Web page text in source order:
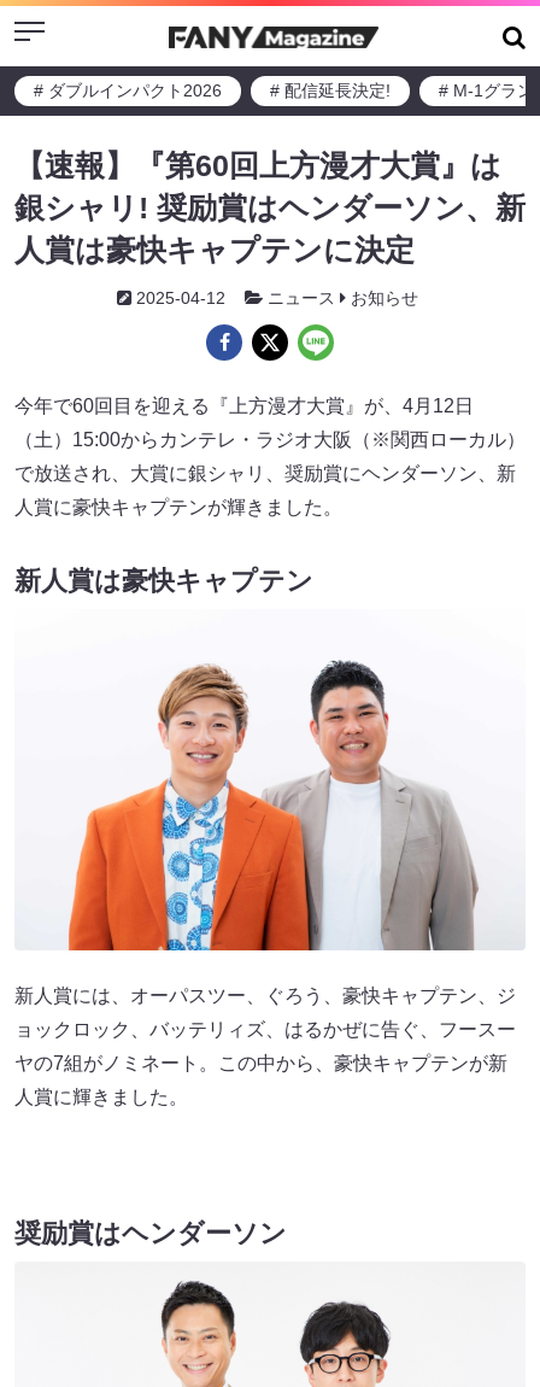
Menu
# ダブルインパクト2026 # 配信延長決定! # M-1グラン
【速報】『第60回上方漫才大賞』は
銀シャリ! 奨励賞はヘンダーソン、新
人賞は豪快キャプテンに決定
2025-04-12 ニュース お知らせ
今年で60回目を迎える『上方漫才大賞』が、4月12日
（土）15:00からカンテレ・ラジオ大阪（※関西ローカル）
で放送され、大賞に銀シャリ、奨励賞にヘンダーソン、新
人賞に豪快キャプテンが輝きました。
新人賞は豪快キャプテン
新人賞には、オーパスツー、ぐろう、豪快キャプテン、ジ
ョックロック、バッテリィズ、はるかぜに告ぐ、フースー
ヤの7組がノミネート。この中から、豪快キャプテンが新
人賞に輝きました。
奨励賞はヘンダーソン